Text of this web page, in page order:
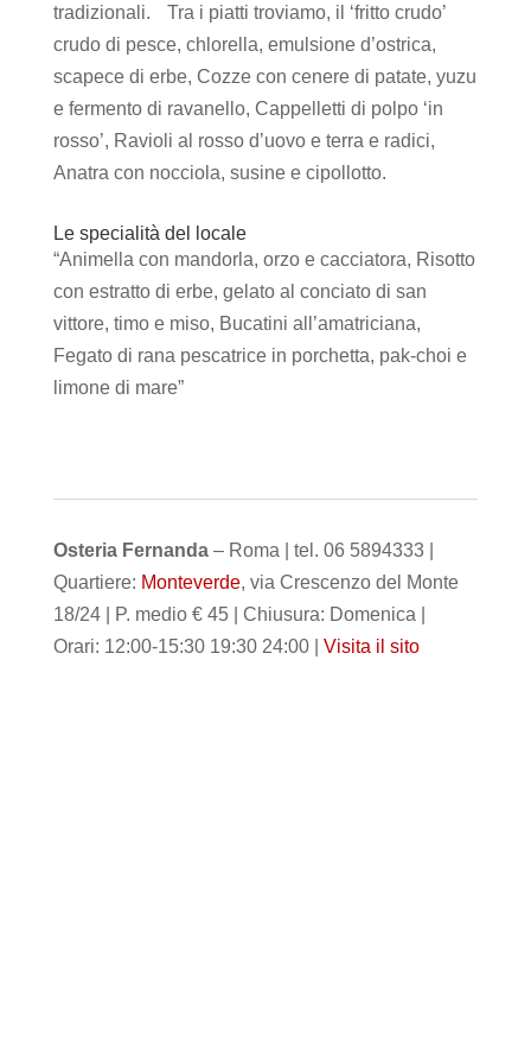
tradizionali. Tra i piatti troviamo, il ‘fritto crudo’
crudo di pesce, chlorella, emulsione d’ostrica,
scapece di erbe, Cozze con cenere di patate, yuzu
e fermento di ravanello, Cappelletti di polpo ‘in
rosso’, Ravioli al rosso d’uovo e terra e radici,
Anatra con nocciola, susine e cipollotto.
Le specialità del locale
“Animella con mandorla, orzo e cacciatora, Risotto
con estratto di erbe, gelato al conciato di san
vittore, timo e miso, Bucatini all’amatriciana,
Fegato di rana pescatrice in porchetta, pak-choi e
limone di mare”
Osteria Fernanda– Roma | tel. 06 5894333 |
Quartiere: Monteverde, via Crescenzo del Monte
18/24 | P. medio € 45 | Chiusura: Domenica |
Orari: 12:00-15:30 19:30 24:00 | Visita il sito